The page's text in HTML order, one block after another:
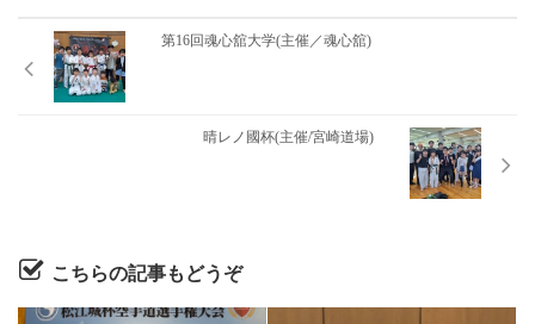
第16回魂心舘大学(主催／魂心舘)
晴レノ國杯(主催/宮崎道場)
こちらの記事もどうぞ